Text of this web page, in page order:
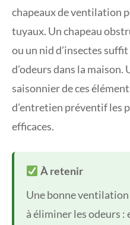
chapeaux de ventilation
tuyaux. Un chapeau
ou un nid d’insectes
d’odeurs dans la
saisonnier de ces
d’entretien préventif les
efficaces.
À retenir
Une bonne
à éliminer les odeurs